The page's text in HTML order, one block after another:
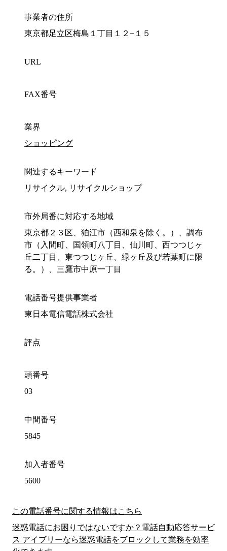
事業者の住所
東京都足立区梅島１丁目１２−１５
URL
FAX番号
業界
ショッピング
関連するキーワード
リサイクル, リサイクルショップ
市外局番に対応する地域
東京都２３区、狛江市（西和泉を除く。）、調布
市（入間町、国領町八丁目、仙川町、西つつじヶ
丘二丁目、東つつじヶ丘、緑ヶ丘及び若葉町に限
る。）、三鷹市中原一丁目
電話番号提供事業者
東日本電信電話株式会社
評点
頭番号
03
中間番号
5845
加入者番号
5600
この電話番号に関する情報はこちら
迷惑電話にお困りではないですか？電話自動応答サービ
ス アイブリーなら迷惑電話をブロックして業務を効率